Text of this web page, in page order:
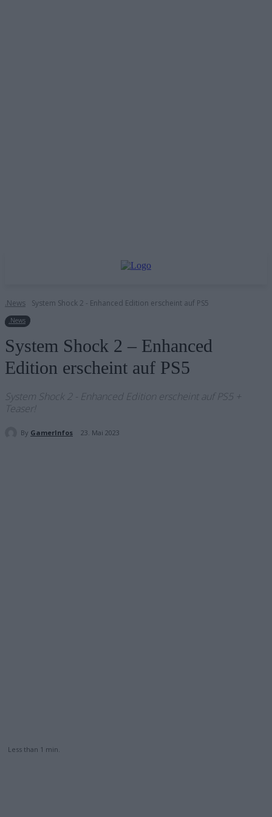
.News System Shock 2 - Enhanced Edition erscheint auf PS5
.News
System Shock 2 – Enhanced
Edition erscheint auf PS5
System Shock 2 - Enhanced Edition erscheint auf PS5 +
Teaser!
By GamerInfos 23. Mai 2023
Less than 1 min.